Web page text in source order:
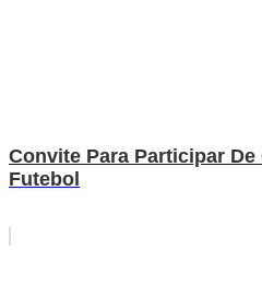
Convite Para Participar De
Futebol